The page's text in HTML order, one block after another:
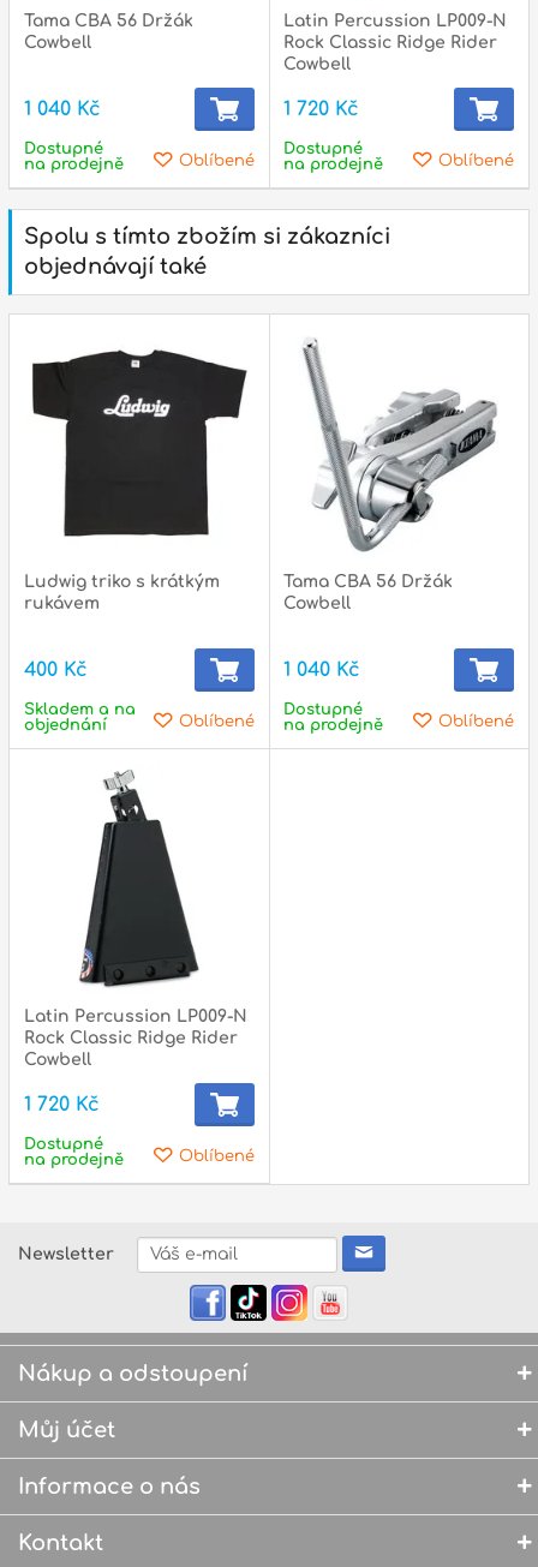
Tama CBA 56 Držák
Cowbell
1 040 Kč
Oblíbené
Dostupné
na prodejně
Latin Percussion LP009-N
Rock Classic Ridge Rider
Cowbell
1 720 Kč
Oblíbené
Dostupné
na prodejně
Spolu s tímto zbožím si zákazníci
objednávají také
Ludwig triko s krátkým
rukávem
400 Kč
Oblíbené
Skladem a na
objednání
Tama CBA 56 Držák
Cowbell
1 040 Kč
Oblíbené
Dostupné
na prodejně
Latin Percussion LP009-N
Rock Classic Ridge Rider
Cowbell
1 720 Kč
Oblíbené
Dostupné
na prodejně
Newsletter
Nákup a odstoupení
Můj účet
Informace o nás
Kontakt